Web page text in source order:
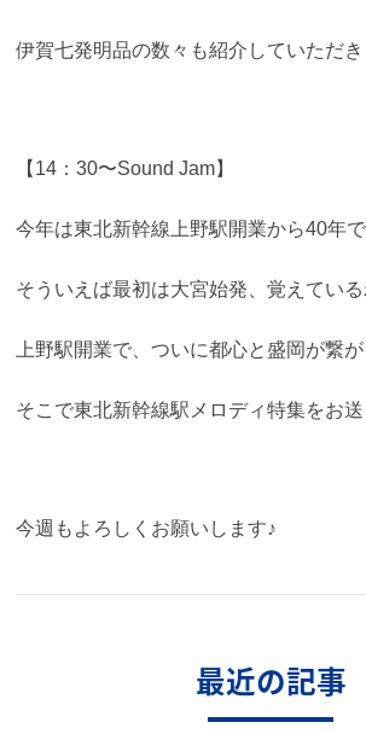
伊賀七発明品の数々も紹介していただき
【14：30〜Sound Jam】
今年は東北新幹線上野駅開業から40年で
そういえば最初は大宮始発、覚えている
上野駅開業で、ついに都心と盛岡が繋が
そこで東北新幹線駅メロディ特集をお送
今週もよろしくお願いします♪
最近の記事